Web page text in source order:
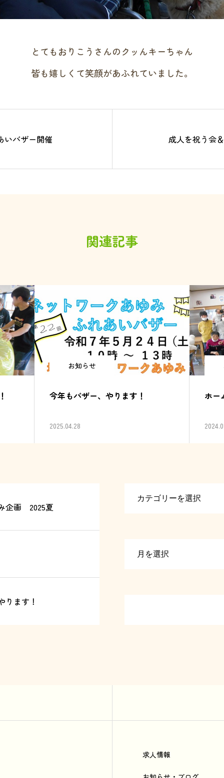
とてもおりこうさんのクッんキーちゃん
皆も嬉しくて笑顔があふれていました。
いバザー開催 成人を祝う会
関連記事
お知らせ
今年もバザー、やります！
2025.04.28
ホー
企画 2025夏
ります！
求人情報